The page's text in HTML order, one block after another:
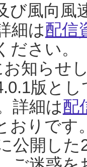
び風向風
細は配信
ださい。
知らせ
版と
詳細は配
おりです
公開し